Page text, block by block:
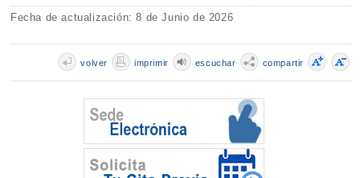
Fecha de actualización: 8 de Junio de 2026
compartir
escuchar
imprimir
volver